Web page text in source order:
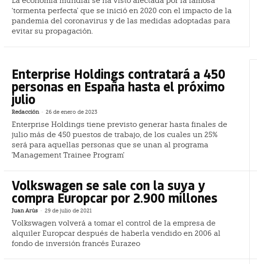
‘tormenta perfecta’ que se inició en 2020 con el impacto de la
pandemia del coronavirus y de las medidas adoptadas para
evitar su propagación.
Enterprise Holdings contratará a 450
personas en España hasta el próximo
julio
Redacción - 26 de enero de 2023
Enterprise Holdings tiene previsto generar hasta finales de
julio más de 450 puestos de trabajo, de los cuales un 25%
será para aquellas personas que se unan al programa
'Management Trainee Program'
Volkswagen se sale con la suya y
compra Europcar por 2.900 millones
Juan Arús - 29 de julio de 2021
Volkswagen volverá a tomar el control de la empresa de
alquiler Europcar después de haberla vendido en 2006 al
fondo de inversión francés Eurazeo